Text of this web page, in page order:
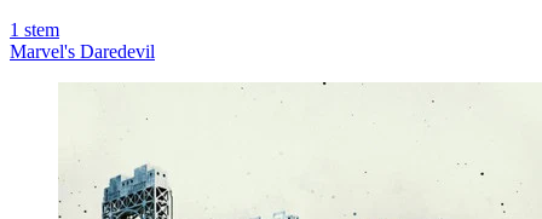
1 stem
Marvel's Daredevil